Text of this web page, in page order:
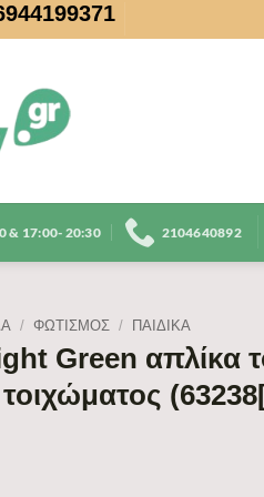
17:00- 20:30 2104640892
/ ΦΩΤΙΣΜΟΣ / ΠΑΙΔΙΚΆ
Green απλίκα